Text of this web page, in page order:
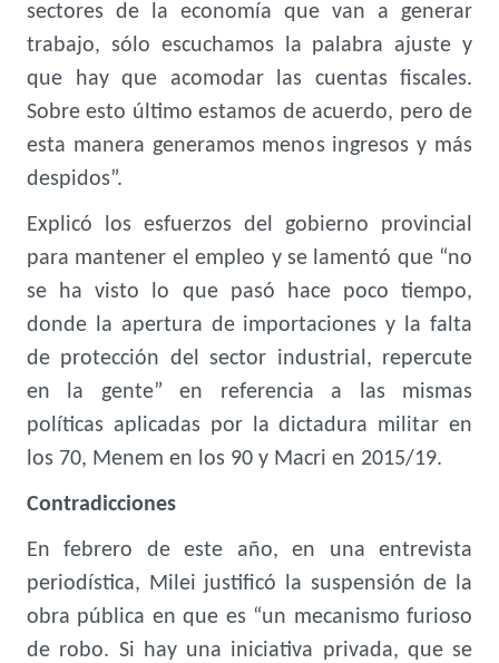
sectores de la economía que van a generar
trabajo, sólo escuchamos la palabra ajuste y
que hay que acomodar las cuentas fiscales.
Sobre esto último estamos de acuerdo, pero de
esta manera generamos menos ingresos y más
despidos”.
Explicó los esfuerzos del gobierno provincial
para mantener el empleo y se lamentó que “no
se ha visto lo que pasó hace poco tiempo,
donde la apertura de importaciones y la falta
de protección del sector industrial, repercute
en la gente” en referencia a las mismas
políticas aplicadas por la dictadura militar en
los 70, Menem en los 90 y Macri en 2015/19.
Contradicciones
En febrero de este año, en una entrevista
periodística, Milei justificó la suspensión de la
obra pública en que es “un mecanismo furioso
de robo. Si hay una iniciativa privada, que se